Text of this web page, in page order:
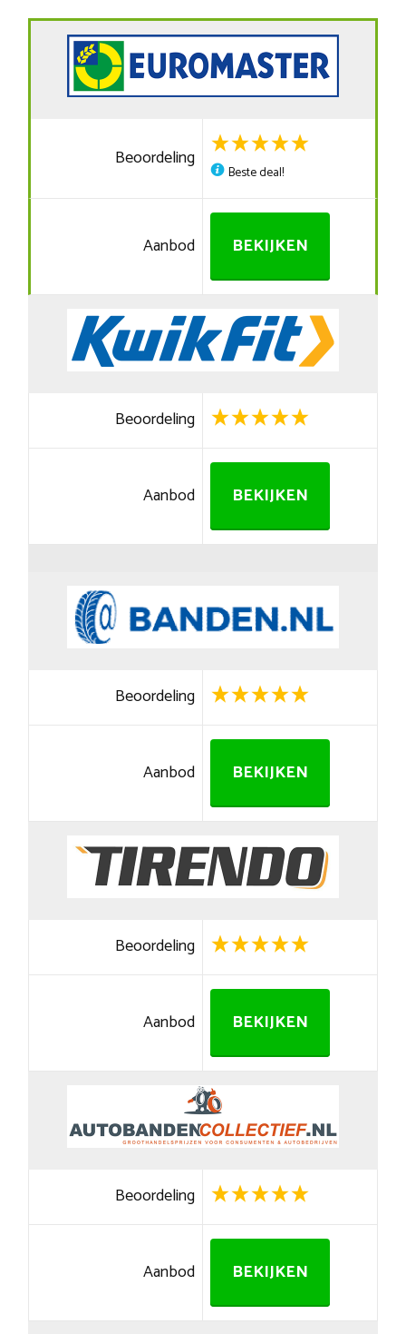
Beoordeling
Beste deal!
Aanbod BEKIJKEN
Beoordeling
Aanbod BEKIJKEN
Beoordeling
Aanbod BEKIJKEN
Beoordeling
Aanbod BEKIJKEN
Beoordeling
Aanbod BEKIJKEN